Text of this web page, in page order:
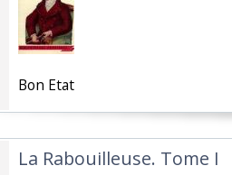
‎Bon Etat‎
‎La Rabouilleuse. Tome I‎